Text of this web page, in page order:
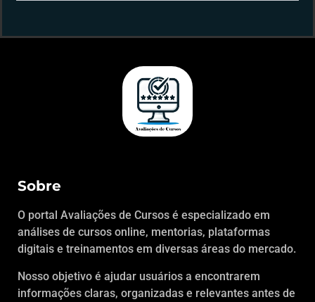
Sobre
O portal Avaliações de Cursos é especializado em
análises de cursos online, mentorias, plataformas
digitais e treinamentos em diversas áreas do mercado.
Nosso objetivo é ajudar usuários a encontrarem
informações claras, organizadas e relevantes antes de